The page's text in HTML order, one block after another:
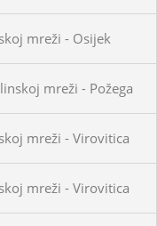
mreži - Osijek
mreži - Požega
mreži - Virovitica
mreži - Virovitica